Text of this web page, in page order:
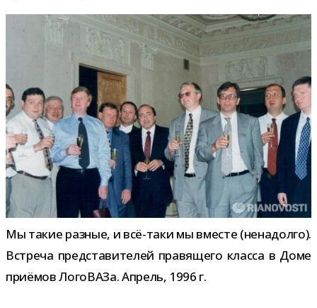
Мы такие раз­ные, и всё-​таки мы вме­сте (нена­долго).
Встреча пред­ста­ви­те­лей пра­вя­щего класса в Доме
при­ё­мов ЛогоВАЗа. Апрель, 1996 г.